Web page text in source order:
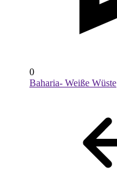
0
Baharia- Weiße Wüste